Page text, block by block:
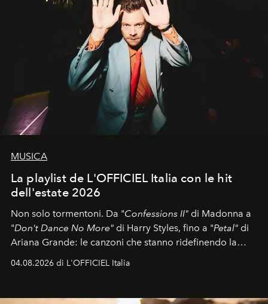
MUSICA
La playlist de L'OFFICIEL Italia con le hit
dell'estate 2026
Non solo tormentoni. Da "Confessions II" di Madonna a
"Don't Dance No More" di Harry Styles, fino a "Petal" di
Ariana Grande: le canzoni che stanno ridefinendo la
colonna sonora della stagione.
04.08.2026 di L'OFFICIEL Italia